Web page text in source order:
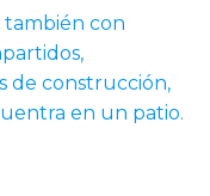
también con
de construcción,
en un patio.